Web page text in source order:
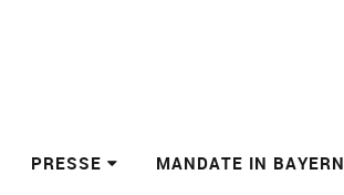
PRESSE MANDATE IN BAYERN